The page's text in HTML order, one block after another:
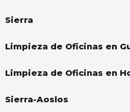
Sierra
Limpieza de Oficinas en
Limpieza de Oficinas en
Sierra-Aoslos